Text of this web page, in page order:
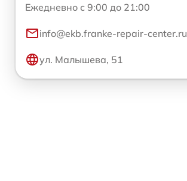
Ежедневно с 9:00 до 21:00
info@ekb.franke-repair-center.ru
ул. Малышева, 51